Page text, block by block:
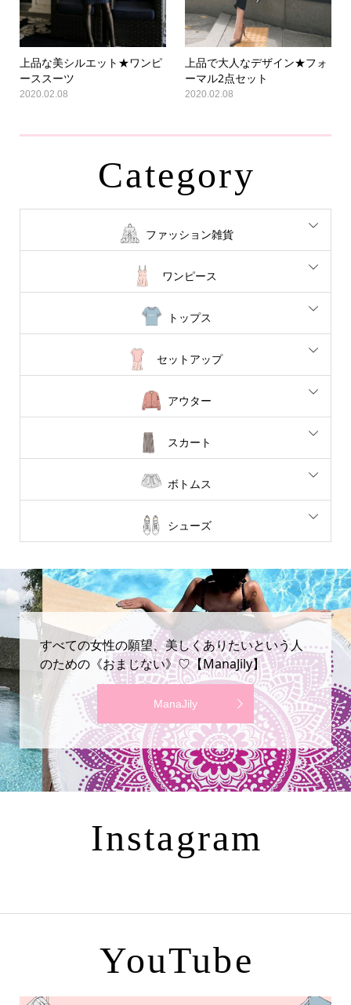
上品な美シルエット★ワンピ
ーススーツ
2020.02.08
上品で大人なデザイン★フォ
ーマル2点セット
2020.02.08
Category
ファッション雑貨
ワンピース
トップス
セットアップ
アウター
スカート
ボトムス
シューズ
すべての女性の願望、美しくありたいという人
のための《おまじない》♡【ManaJily】
ManaJily
Instagram
YouTube